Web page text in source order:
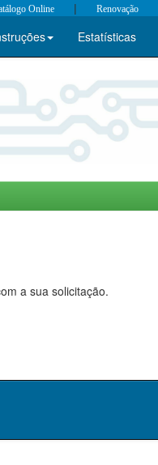
Online | Renovação
Estatísticas
a sua solicitação.